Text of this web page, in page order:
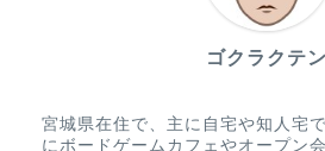
ゴクラクテン
宮城県在住で、主に自宅や知人宅
にボードゲームカフェやオープン